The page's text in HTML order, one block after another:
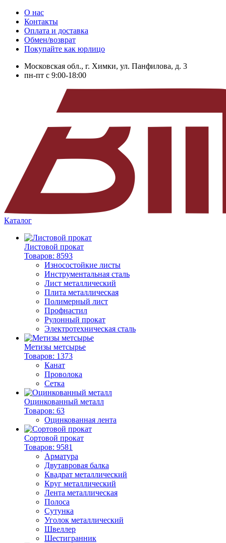
О нас
Контакты
Оплата и доставка
Обмен/возврат
Покупайте как юрлицо
Московская обл., г. Химки, ул. Панфилова, д. 3
пн-пт с 9:00-18:00
Каталог
Листовой прокат
Товаров: 8593
Износостойкие листы
Инструментальная сталь
Лист металлический
Плита металлическая
Полимерный лист
Профнастил
Рулонный прокат
Электротехническая сталь
Метизы метсырье
Товаров: 1373
Канат
Проволока
Сетка
Оцинкованный металл
Товаров: 63
Оцинкованная лента
Сортовой прокат
Товаров: 9581
Арматура
Двутавровая балка
Квадрат металлический
Круг металлический
Лента металлическая
Полоса
Сутунка
Уголок металлический
Швеллер
Шестигранник